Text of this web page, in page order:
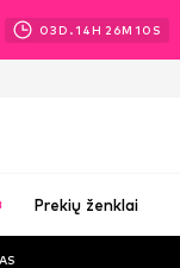
03D.14H 26M 07 S
Prekių ženklai